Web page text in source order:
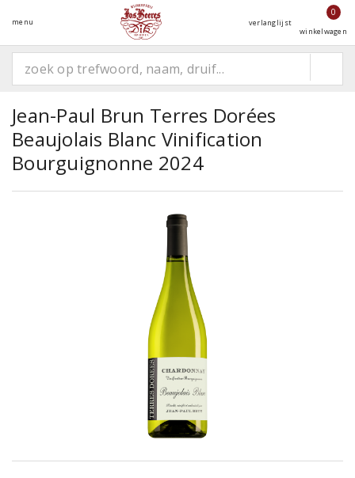
menu verlanglijst
0
winkelwagen
Jean-Paul Brun Terres Dorées
Beaujolais Blanc Vinification
Bourguignonne 2024